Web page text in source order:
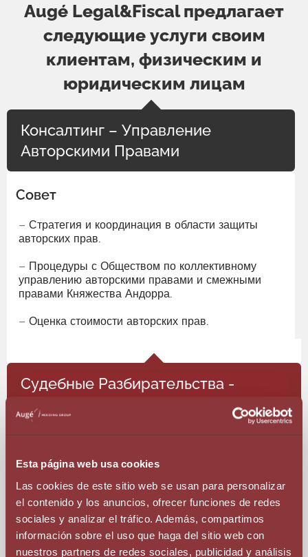
Esta página web usa cookies
Las cookies de este sitio web se usan para personalizar
el contenido y los anuncios, ofrecer funciones de redes
sociales y analizar el tráfico. Además, compartimos
información sobre el uso que haga del sitio web con
nuestros partners de redes sociales, publicidad y análisis
Augé Legal&Fiscal предлагает
следующие услуги своим
клиентам, физическим и
юридическим лицам
Консалтинг – Управление
Авторскими Правами
Совет
– Стратегия и координация в области защиты
авторских прав.
– Процедуры с Обществом по коллективному
управлению авторскими правами и смежными
правами Княжества Андорра.
– Оценка стоимости авторских прав.
Судебные Разбирательства -
Управление Авторскими Правами
– Судебные иски о нарушении авторских прав.
– Альтернативное разрешение споров: арбитраж/
медиация.